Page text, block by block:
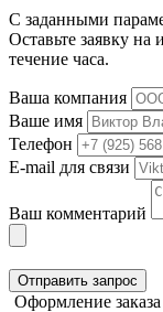
С заданными
Оставьте заявку
течение часа.
Ваша компания
Ваше имя
Телефон
E-mail для связи
Ваш комментарий
Отправить запрос
Оформление заказа